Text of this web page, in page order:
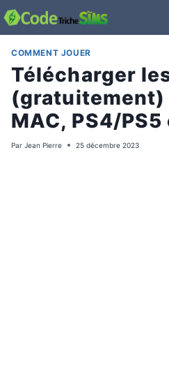
Aller
au
contenu
COMMENT JOUER
Télécharger
(gratuitement)
MAC, PS4/
Par Jean Pierre 25 décembre 2023